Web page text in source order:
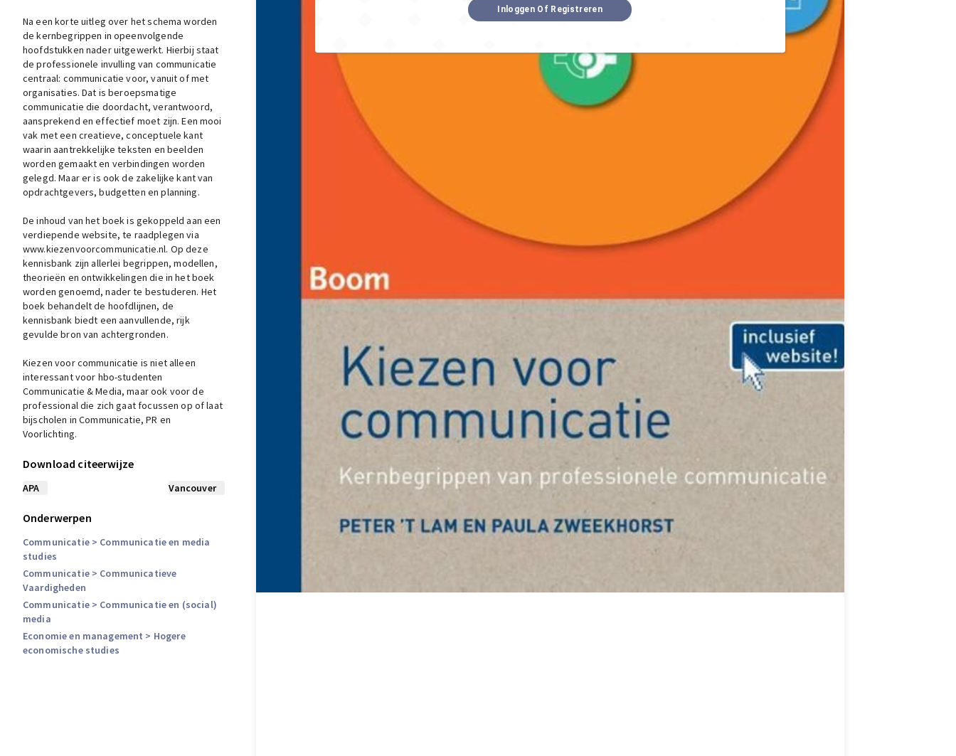
Na een korte uitleg over het schema worden
de kernbegrippen in opeenvolgende
hoofdstukken nader uitgewerkt. Hierbij staat
de professionele invulling van communicatie
centraal: communicatie voor, vanuit of met
organisaties. Dat is beroepsmatige
communicatie die doordacht, verantwoord,
aansprekend en effectief moet zijn. Een mooi
vak met een creatieve, conceptuele kant
waarin aantrekkelijke teksten en beelden
worden gemaakt en verbindingen worden
gelegd. Maar er is ook de zakelijke kant van
opdrachtgevers, budgetten en planning.
De inhoud van het boek is gekoppeld aan een
verdiepende website, te raadplegen via
www.kiezenvoorcommunicatie.nl. Op deze
kennisbank zijn allerlei begrippen, modellen,
theorieën en ontwikkelingen die in het boek
worden genoemd, nader te bestuderen. Het
boek behandelt de hoofdlijnen, de
kennisbank biedt een aanvullende, rijk
gevulde bron van achtergronden.
Kiezen voor communicatie is niet alleen
interessant voor hbo-studenten
Communicatie & Media, maar ook voor de
professional die zich gaat focussen op of laat
bijscholen in Communicatie, PR en
Voorlichting.
Download citeerwijze
APA Vancouver
Onderwerpen
Communicatie> Communicatie en media
studies
Communicatie> Communicatieve
Vaardigheden
Communicatie> Communicatie en (social)
media
Economie en management > Hogere
economische studies
Inloggen Of Registreren